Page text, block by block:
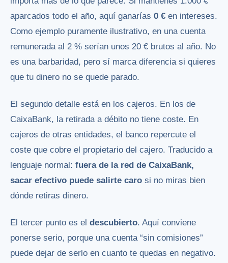
aparcados todo el año, aquí ganarías 0 € en intereses.
Como ejemplo puramente ilustrativo, en una cuenta
remunerada al 2 % serían unos 20 € brutos al año. No
es una barbaridad, pero sí marca diferencia si quieres
que tu dinero no se quede parado.
El segundo detalle está en los cajeros. En los de
CaixaBank, la retirada a débito no tiene coste. En
cajeros de otras entidades, el banco repercute el
coste que cobre el propietario del cajero. Traducido a
lenguaje normal: fuera de la red de CaixaBank,
sacar efectivo puede salirte caro si no miras bien
dónde retiras dinero.
El tercer punto es el descubierto. Aquí conviene
ponerse serio, porque una cuenta “sin comisiones”
puede dejar de serlo en cuanto te quedas en negativo.